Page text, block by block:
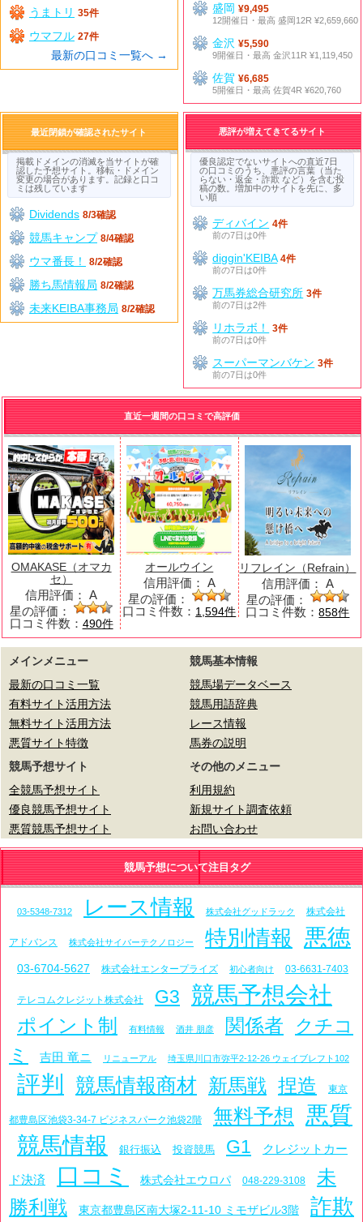
うまトリ 35件
ウマフル 27件
最新の口コミ一覧へ →
盛岡¥9,495
12開催日・最高 盛岡12R ¥2,659,660
金沢¥5,590
9開催日・最高 金沢11R ¥1,119,450
佐賀¥6,685
5開催日・最高 佐賀4R ¥620,760
悪評が増えてきてるサイト
優良認定でないサイトへの直近7日
の口コミのうち、悪評の言葉（当た
らない・返金・詐欺 など）を含む投
稿の数。増加中のサイトを先に、多
い順
ディバイン 4件
前の7日は0件
diggin'KEIBA 4件
前の7日は0件
万馬券総合研究所 3件
前の7日は2件
リホラボ！
3件
前の7日は0件
スーパーマンバケン 3件
前の7日は0件
最近閉鎖が確認されたサイト
掲載ドメインの消滅を当サイトが確
認した予想サイト。移転・ドメイン
変更の場合があります。記録と口コ
ミは残しています
Dividends 8/3確認
競馬キャンプ 8/4確認
ウマ番長！ 8/2確認
勝ち馬情報局 8/2確認
未来KEIBA事務局 8/2確認
直近一週間の口コミで高評価
OMAKASE（オマカ
セ）
信用評価： A
星の評価：
口コミ件数： 490件
オールウイン
信用評価： A
星の評価：
口コミ件数： 1,594件
リフレイン（Refrain）
信用評価： A
星の評価：
口コミ件数：858件
メインメニュー
最新の口コミ一覧
有料サイト活用方法
無料サイト活用方法
悪質サイト特徴
競馬基本情報
競馬場データベース
競馬用語辞典
レース情報
馬券の説明
競馬予想サイト
全競馬予想サイト
優良競馬予想サイト
悪質競馬予想サイト
その他のメニュー
利用規約
新規サイト調査依頼
お問い合わせ
競馬予想について注目タグ
03-5348-7312 レース情報 株式会社グッドラック 株式会社
アドバンス 株式会社サイバーテクノロジー 特別情報 悪徳
03-6704-5627 株式会社エンタープライズ 初心者向け 03-6631-7403
テレコムクレジット株式会社 G3 競馬予想会社
ポイント制 有料情報 酒井 朋彦 関係者
クチコ
ミ
吉田 竜ニ リニューアル 埼玉県川口市弥平2-12-26 ウェイブレフト102
評判 競馬情報商材 新馬戦 捏造 東京
都豊島区池袋3-34-7 ビジネスパーク池袋2階 無料予想 悪質
競馬情報 銀行振込 投資競馬 G1 クレジットカー
ド決済 口コミ 株式会社エウロパ 048-229-3108
未
勝利戦
東京都豊島区南大塚2-11-10 ミモザビル3階 詐欺